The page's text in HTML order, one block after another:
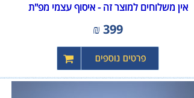
אין משלוחים למוצר זה - איסוף עצמי מפ"ת
399
₪